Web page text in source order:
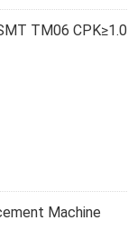
TM06 CPK≥1.0
Machine